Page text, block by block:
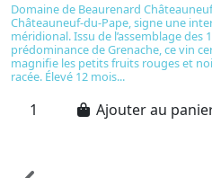
Domaine de Beaurenard
Châteauneuf-du-Pape, signe une
méridional. Issu de l’assemblage des
prédominance de Grenache, ce vin
magnifie les petits fruits rouges et
racée. Élevé 12 mois...
Ajouter au